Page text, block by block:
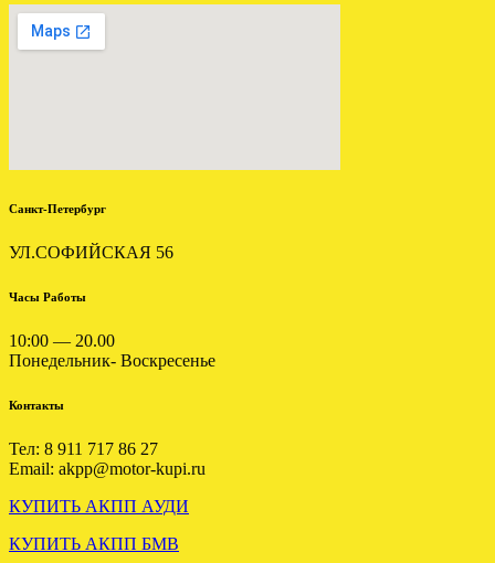
Установлена акпп КИА
Отправлена мкпп Мitsubishi
.
Санкт-Петербург
УЛ.СОФИЙСКАЯ 56
Часы Работы
10:00 — 20.00
Понедельник- Воскресенье
Контакты
Тел: 8 911 717 86 27
Email: akpp@motor-kupi.ru
КУПИТЬ АКПП АУДИ
КУПИТЬ АКПП БМВ